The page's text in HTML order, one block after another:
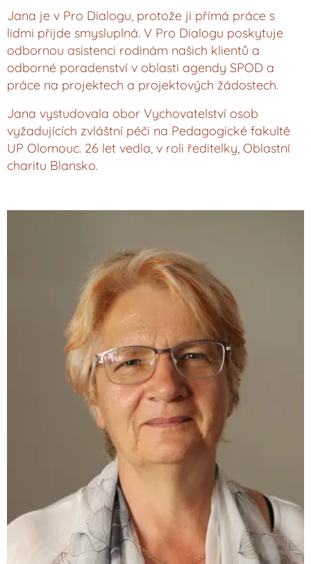
Jana je v Pro Dialogu, protože ji přímá práce s
lidmi přijde smysluplná. V Pro Dialogu poskytuje
odbornou asistenci rodinám našich klientů a
odborné poradenství v oblasti agendy SPOD a
práce na projektech a projektových žádostech.
Jana vystudovala obor Vychovatelství osob
vyžadujících zvláštní péči na Pedagogické fakultě
UP Olomouc. 26 let vedla, v roli ředitelky, Oblastní
charitu Blansko.